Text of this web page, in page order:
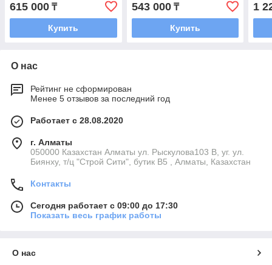
615 000 ₸
Купить
543 000₸
Купить
1
О нас
Рейтинг не сформирован
Менее 5 отзывов за последний год
Работает с 28.08.2020
г. Алматы
050000 Казахстан Алматы ул. Рыскулова103 В, уг. ул.
Биянху, т/ц "Строй Сити", бутик В5 , Алматы, Казахстан
Контакты
Сегодня работает с 09:00 до 17:30
Показать весь график работы
О нас